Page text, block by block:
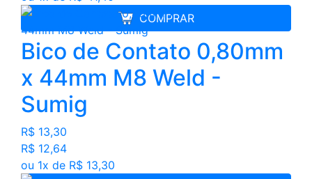
COMPRAR
Bico de Contato 0,80mm
x 44mm M8 Weld -
Sumig
R$ 13,30
R$ 12,64
ou 1x de R$ 13,30